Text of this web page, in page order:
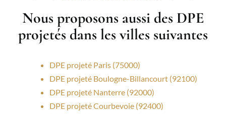
Nous proposons aussi des DPE
projetés dans les villes suivantes
DPE projeté Paris (75000)
DPE projeté Boulogne-Billancourt (92100)
DPE projeté Nanterre (92000)
DPE projeté Courbevoie (92400)